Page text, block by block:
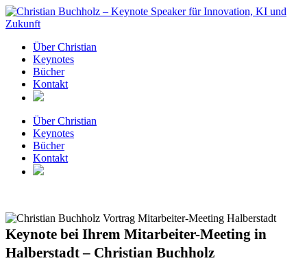
Zum
Inhalt
Über Christian
Keynotes
Bücher
Kontakt
Über Christian
Keynotes
Bücher
Kontakt
Keynote bei Ihrem Mitarbeiter-Meeting in
Halberstadt – Christian Buchholz